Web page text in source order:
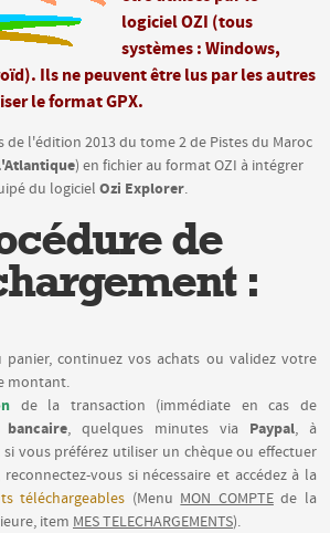
logiciel OZI (tous
systèmes : Windows,
Ils ne peuvent être lus par les autres
le format GPX.
l'édition 2013 du tome 2 de Pistes du Maroc
) en fichier au format OZI à intégrer
du logiciel Ozi Explorer.
de
:
continuez vos achats ou validez votre
montant.
de la transaction (immédiate en cas de
, quelques minutes via Paypal, à
vous préférez utiliser un chèque ou effectuer
vous si nécessaire et accédez à la
téléchargeables (Menu MON COMPTEde la
item MES TELECHARGEMENTS).